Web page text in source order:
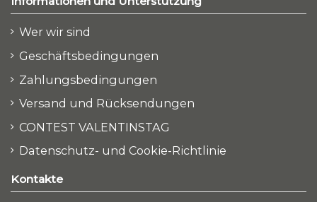
Wer wir sind
Geschäftsbedingungen
Zahlungsbedingungen
Versand und Rücksendungen
CONTEST VALENTINSTAG
Datenschutz- und Cookie-Richtlinie
Kontakte